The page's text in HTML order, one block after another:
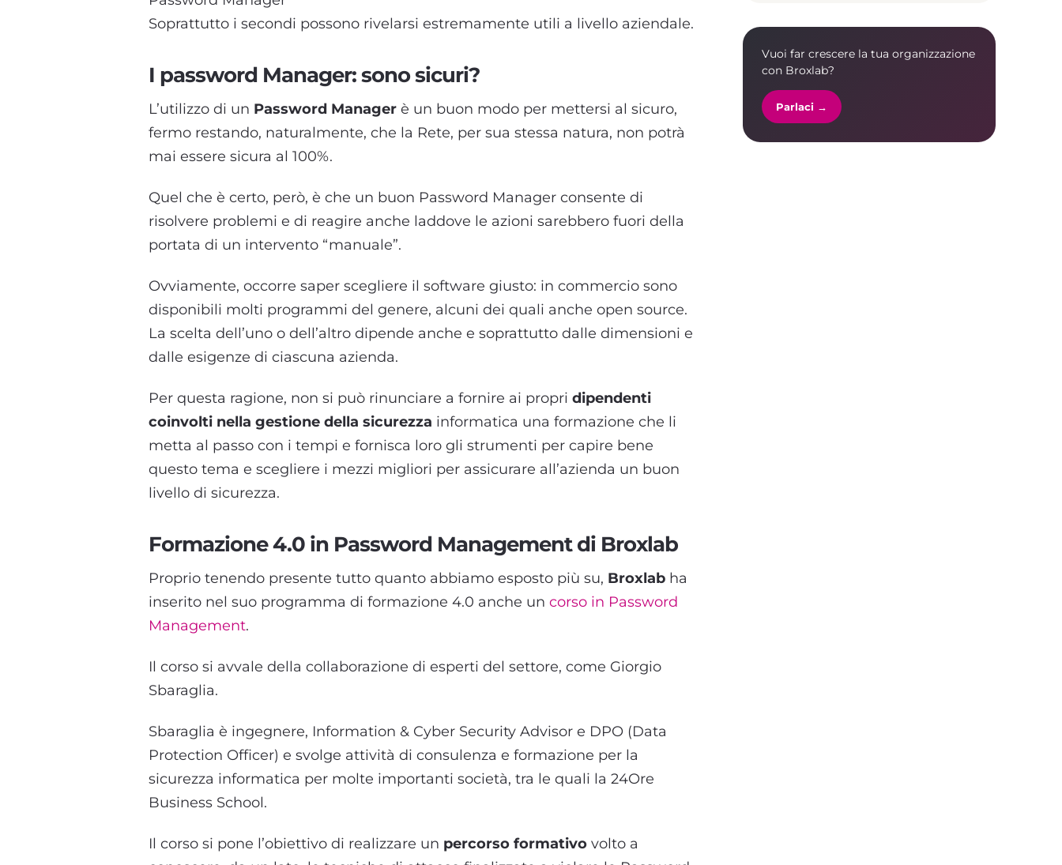
Soprattutto i secondi possono rivelarsi estremamente utili a livello aziendale.
I password Manager: sono sicuri?
L’utilizzo di un Password Manager è un buon modo per mettersi al sicuro,
fermo restando, naturalmente, che la Rete, per sua stessa natura, non potrà
mai essere sicura al 100%.
Quel che è certo, però, è che un buon Password Manager consente di
risolvere problemi e di reagire anche laddove le azioni sarebbero fuori della
portata di un intervento “manuale”.
Ovviamente, occorre saper scegliere il software giusto: in commercio sono
disponibili molti programmi del genere, alcuni dei quali anche open source.
La scelta dell’uno o dell’altro dipende anche e soprattutto dalle dimensioni e
dalle esigenze di ciascuna azienda.
Per questa ragione, non si può rinunciare a fornire ai propri dipendenti
coinvolti nella gestione della sicurezza informatica una formazione che li
metta al passo con i tempi e fornisca loro gli strumenti per capire bene
questo tema e scegliere i mezzi migliori per assicurare all’azienda un buon
livello di sicurezza.
Formazione 4.0 in Password Management di Broxlab
Proprio tenendo presente tutto quanto abbiamo esposto più su, Broxlab ha
inserito nel suo programma di formazione 4.0 anche un corso in Password
Management.
Il corso si avvale della collaborazione di esperti del settore, come Giorgio
Sbaraglia.
Sbaraglia è ingegnere, Information & Cyber Security Advisor e DPO (Data
Protection Officer) e svolge attività di consulenza e formazione per la
sicurezza informatica per molte importanti società, tra le quali la 24Ore
Business School.
Il corso si pone l’obiettivo di realizzare un percorso formativo volto a
Vuoi far crescere la tua organizzazione
con Broxlab?
Parlaci →